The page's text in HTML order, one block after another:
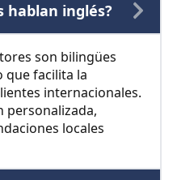
hablan inglés?
son bilingües
que facilita la
internacionales.
personalizada,
locales